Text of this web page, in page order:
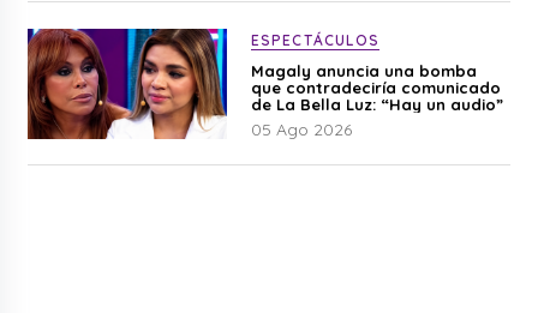
ESPECTÁCULOS
Magaly anuncia una bomba
que contradeciría comunicado
de La Bella Luz: “Hay un audio”
05 Ago 2026